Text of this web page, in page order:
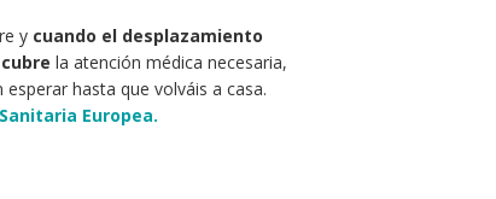
y cuando el desplazamiento
cubre la atención médica necesaria,
hasta que volváis a casa.
Europea.